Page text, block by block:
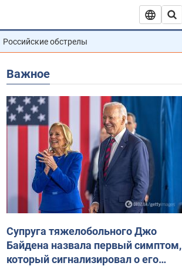
Российские обстрелы
Важное
Супруга тяжелобольного Джо
Байдена назвала первый симптом,
который сигнализировал о его